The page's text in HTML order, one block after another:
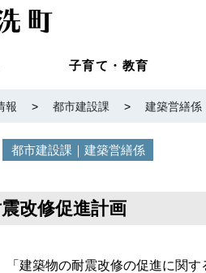
子育て・教育
報 > 都市建設課 > 建築営繕係
都市建設課 ｜ 建築営繕係
改修促進計画
「建築物の耐震改修の促進に関